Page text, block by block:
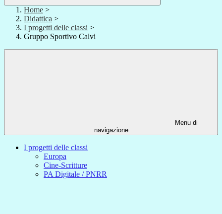
Home >
Didattica >
I progetti delle classi >
Gruppo Sportivo Calvi
Menu di
navigazione
I progetti delle classi
Europa
Cine-Scritture
PA Digitale / PNRR